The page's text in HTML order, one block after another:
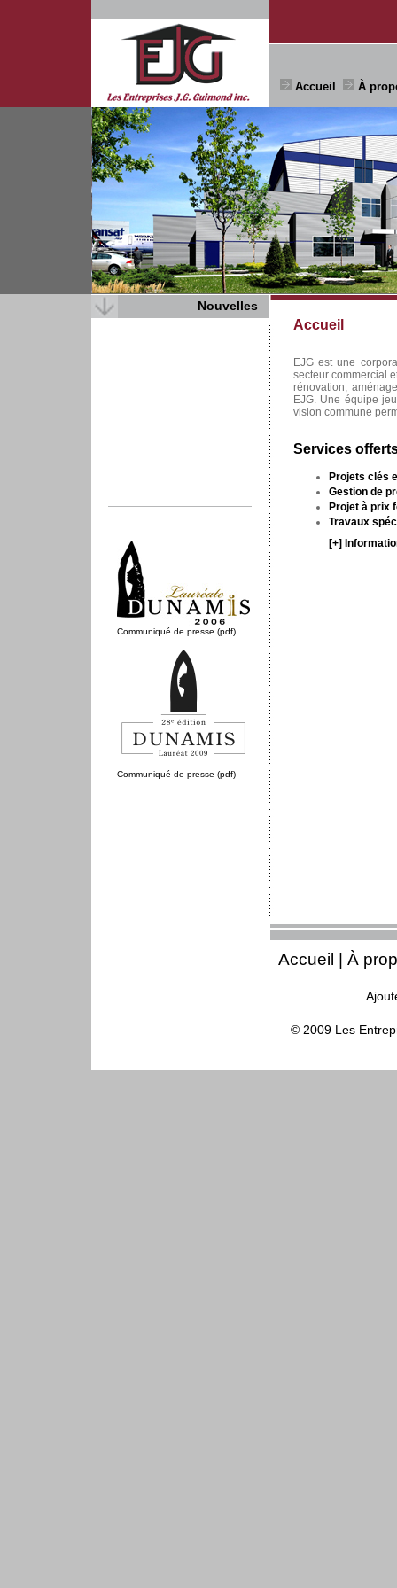
Accueil À
Nouvelles
Communiqué de presse (pdf)
Communiqué de presse (pdf)
Accueil
EJG est une
secteur commercial
rénovation,
EJG. Une équipe
vision commune
Services
Projets clés
Gestion de
Projet à prix
Travaux
[+]
Accueil À
© 2009 Les